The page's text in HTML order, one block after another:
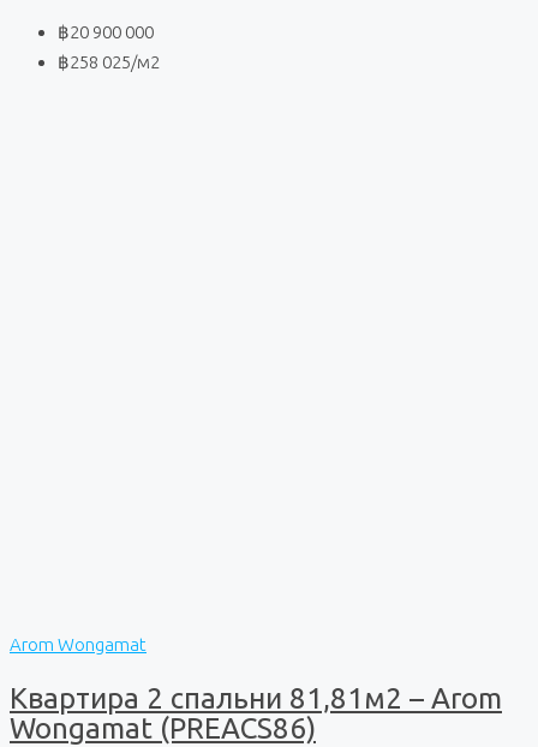
฿20 900 000
฿258 025/м2
Arom Wongamat
Квартира 2 спальни 81,81м2 – Arom
Wongamat (PREACS86)